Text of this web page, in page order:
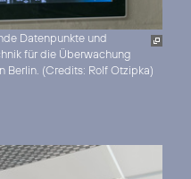
Datenpunkte und
für die Überwachung
Berlin. (Credits: Rolf Otzipka)